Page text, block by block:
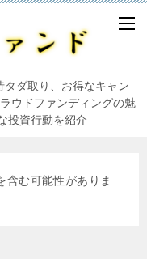
ダ取り、お得なキャン
ウドファンディングの魅
投資行動を紹介
含む可能性がありま